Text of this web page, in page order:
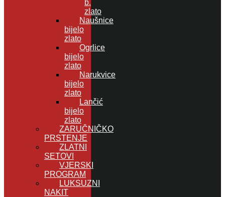
b.
zlato
Naušnice
bijelo
zlato
Ogrlice
bijelo
zlato
Narukvice
bijelo
zlato
Lančić
bijelo
zlato
ZARUČNIČKO
PRSTENJE
ZLATNI
SETOVI
VJERSKI
PROGRAM
LUKSUZNI
NAKIT